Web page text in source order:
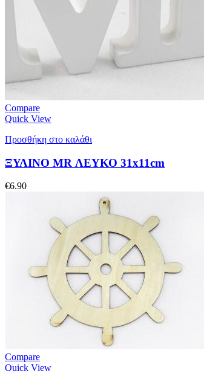
Compare
Quick View
Προσθήκη στο καλάθι
ΞΥΛΙΝΟ MR ΛΕΥΚΟ 31x11cm
€6.90
Compare
Quick View